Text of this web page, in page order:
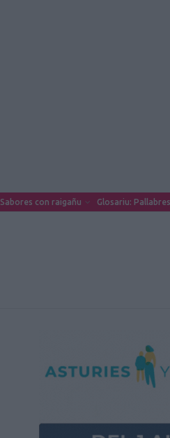
Sabores con raigañu Glosariu: